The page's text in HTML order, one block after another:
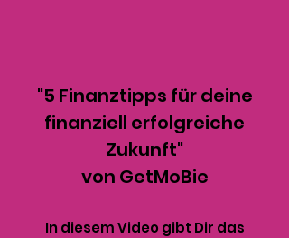
"5 Finanztipps für deine
finanziell erfolgreiche
Zukunft"
von GetMoBie
In diesem Video gibt Dir das